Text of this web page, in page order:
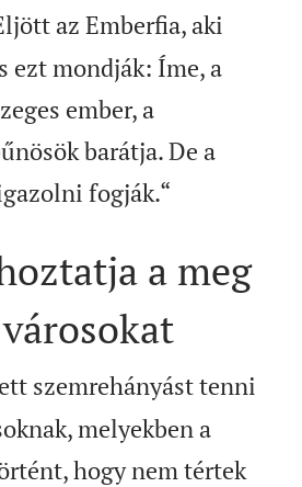
az Emberfia, aki
ezt mondják: Íme, a
ember, a
barátja. De a
fogják.“
a meg
szemrehányást tenni
melyekben a
hogy nem tértek